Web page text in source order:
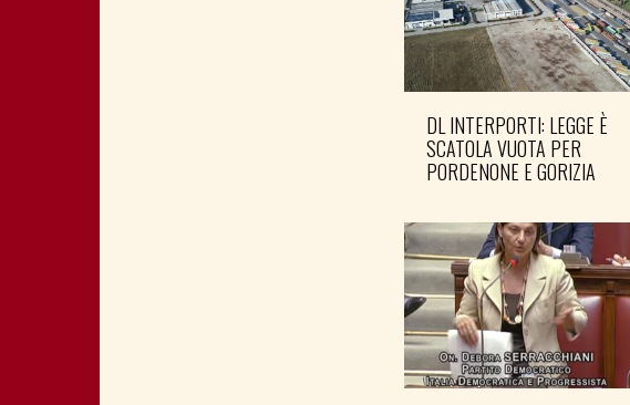
DL INTERPORTI: LEGGE È
SCATOLA VUOTA PER
PORDENONE E GORIZIA